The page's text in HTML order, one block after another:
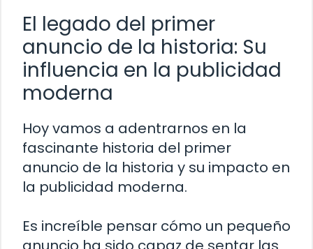
El legado del primer
anuncio de la historia: Su
influencia en la publicidad
moderna
Hoy vamos a adentrarnos en la
fascinante historia del primer
anuncio de la historia y su impacto en
la publicidad moderna.
Es increíble pensar cómo un pequeño